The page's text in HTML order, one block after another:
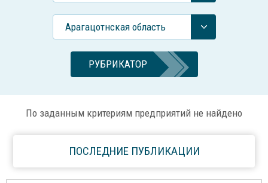
Арагацотнская область
РУБРИКАТОР
По заданным критериям предприятий не найдено
ПОСЛЕДНИЕ ПУБЛИКАЦИИ